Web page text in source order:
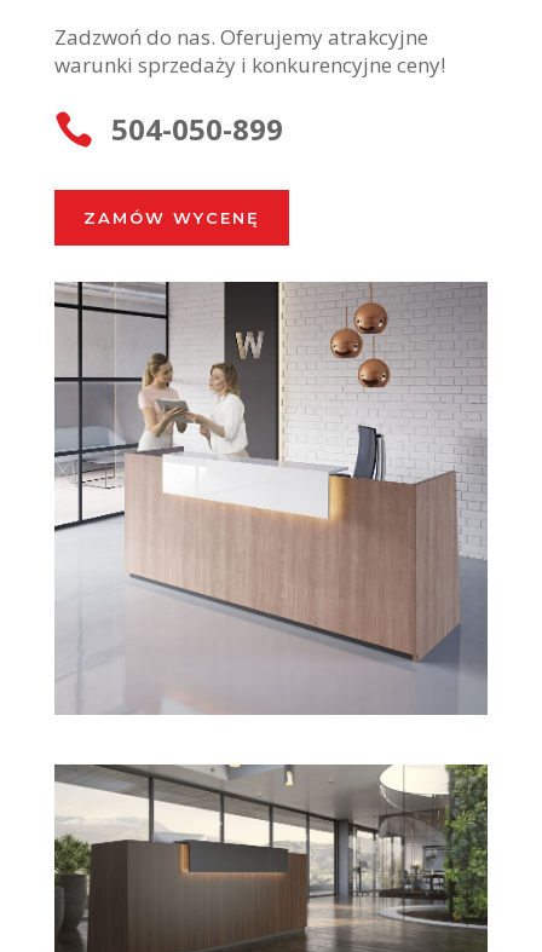
Zadzwoń do nas. Oferujemy atrakcyjne
warunki sprzedaży i konkurencyjne ceny!
 504-050-899
ZAMÓW WYCENĘ